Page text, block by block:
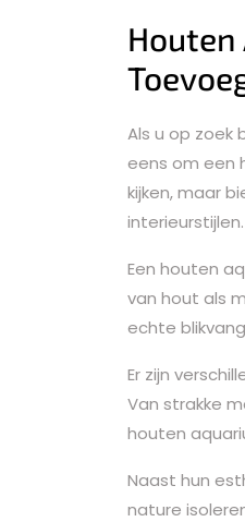
Als u op zoek
eens om een
kijken, maar
interieurstijlen.
Een houten
van hout als
echte
Er zijn
Van strakke
houten
Naast hun
nature